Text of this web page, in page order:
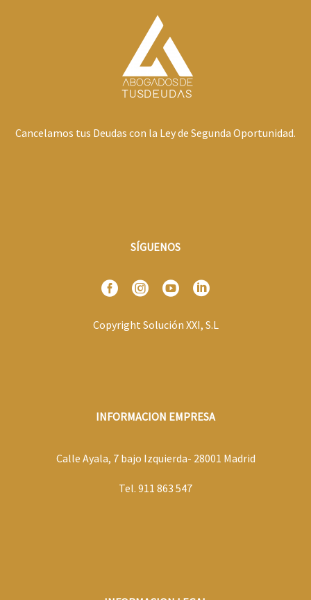
Cancelamos tus Deudas con la Ley de Segunda Oportunidad.
SÍGUENOS
Copyright Solución XXI, S.L
INFORMACION EMPRESA
Calle Ayala, 7 bajo Izquierda- 28001 Madrid
Tel. 911 863 547